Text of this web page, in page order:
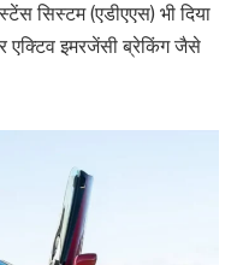
सिस्टम (एडीएएस) भी दिया
इमरजेंसी ब्रेकिंग जैसे